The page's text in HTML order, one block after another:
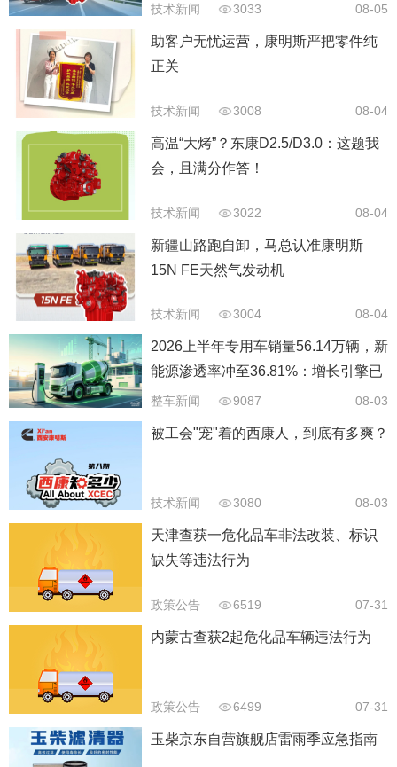
技术新闻 3033 08-05
助客户无忧运营，康明斯严把零件纯
正关
技术新闻 3008 08-04
高温“大烤”？东康D2.5/D3.0：这题我
会，且满分作答！
技术新闻 3022 08-04
新疆山路跑自卸，马总认准康明斯
15N FE天然气发动机
技术新闻 3004 08-04
2026上半年专用车销量56.14万辆，新
能源渗透率冲至36.81%：增长引擎已
经换挡
整车新闻 9087 08-03
被工会"宠"着的西康人，到底有多爽？
技术新闻 3080 08-03
天津查获一危化品车非法改装、标识
缺失等违法行为
政策公告 6519 07-31
内蒙古查获2起危化品车辆违法行为
政策公告 6499 07-31
玉柴京东自营旗舰店雷雨季应急指南